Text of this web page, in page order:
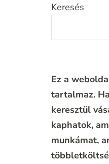
Keresés
Ez a
tartalmaz.
keresztül
kaphatok,
munkámat,